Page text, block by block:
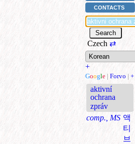
CONTACTS
Czech ⇄
+
Google | Forvo | +
aktivní
ochrana
zpráv
comp., MS 액
티
브